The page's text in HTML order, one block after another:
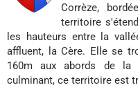
Corrèze,
territoire
les hauteurs entre la
affluent, la Cère. Elle se
160m aux abords de
culminant, ce territoire est